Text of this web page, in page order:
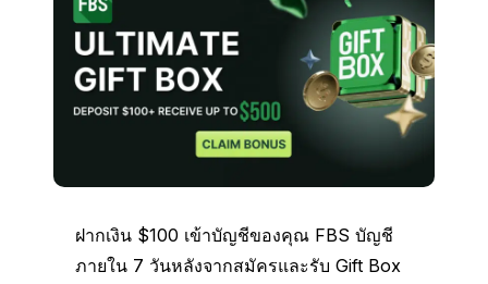
ฝากเงิน $100 เข้าบัญชีของคุณ FBS บัญชี
ภายใน 7 วันหลังจากสมัครและรับ Gift Box